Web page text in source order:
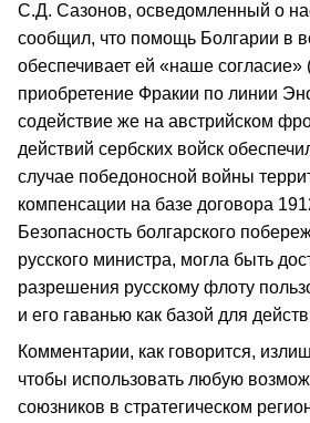
С.Д. Сазонов, осведомленный о
сообщил, что помощь Болгарии в
обеспечивает ей «наше согласие»
приобретение Фракии по линии
содействие же на австрийском
действий сербских войск
случае победоносной войны
компенсации на базе договора
Безопасность болгарского
русского министра, могла быть
разрешения русскому флоту
и его гаванью как базой для
Комментарии, как говорится,
чтобы использовать любую
союзников в стратегическом